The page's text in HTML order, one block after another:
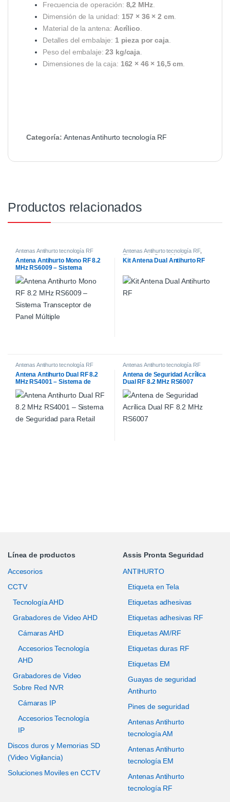
Frecuencia de operación: 8,2 MHz.
Dimensión de la unidad: 157 × 36 × 2 cm.
Material de la antena: Acrílico.
Detalles del embalaje: 1 pieza por caja.
Peso del embalaje:23 kg/caja.
Dimensiones de la caja: 162 × 46 × 16,5 cm.
Categoría:Antenas Antihurto tecnología RF
Productos relacionados
Antenas Antihurto tecnología RF
Antena Antihurto Mono RF 8.2
MHz RS6009 – Sistema
Transceptor de Panel Múltiple
Antenas Antihurto tecnología RF,
Sistemas de Control Antihurto
Kit Antena Dual Antihurto RF
Antenas Antihurto tecnología RF
Antena Antihurto Dual RF 8.2
MHz RS4001 – Sistema de
Seguridad para Retail
Antenas Antihurto tecnología RF
Antena de Seguridad Acrílica
Dual RF 8.2 MHz RS6007
Línea de productos
Accesorios
CCTV
Tecnología AHD
Grabadores de Video AHD
Cámaras AHD
Accesorios Tecnología
AHD
Grabadores de Video
Sobre Red NVR
Cámaras IP
Accesorios Tecnología
IP
Discos duros y Memorias SD
(Video Vigilancia)
Soluciones Moviles en CCTV
Assis Pronta Seguridad
ANTIHURTO
Etiqueta en Tela
Etiquetas adhesivas
Etiquetas adhesivas RF
Etiquetas AM/RF
Etiquetas duras RF
Etiquetas EM
Guayas de seguridad
Antihurto
Pines de seguridad
Antenas Antihurto
tecnología AM
Antenas Antihurto
tecnología EM
Antenas Antihurto
tecnología RF